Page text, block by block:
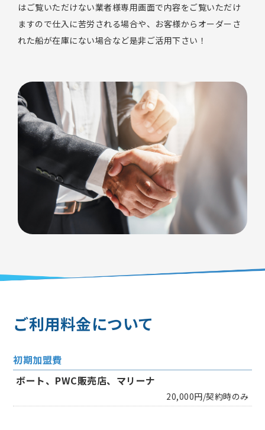
はご覧いただけない業者様専用画面で内容をご覧いただけ
ますので仕入に苦労される場合や、お客様からオーダーさ
れた船が在庫にない場合など是非ご活用下さい！
ご利用料金について
初期加盟費
ボート、PWC販売店、マリーナ
20,000円/契約時のみ